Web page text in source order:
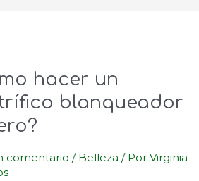
hacer un
blanqueador
comentario / Belleza / PorVirginia